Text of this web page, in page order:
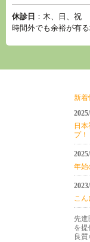
休診日 ：木、日、祝
時間外でも余裕が有
新着
日
プ！
年始
こん
先
を
良質